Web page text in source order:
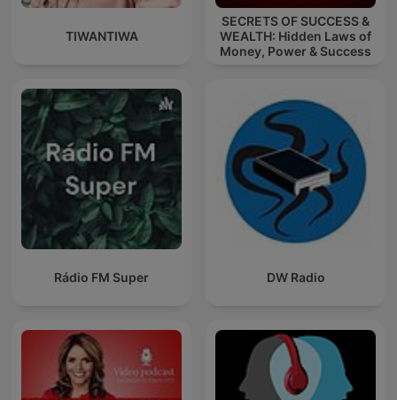
TIWANTIWA
SECRETS OF SUCCESS &
WEALTH: Hidden Laws of
Money, Power & Success
Rádio FM Super DW Radio